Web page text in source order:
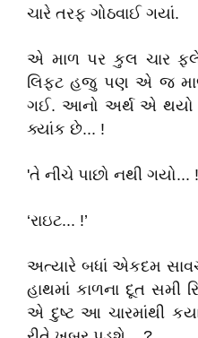
ચારે તરફ ગોઠવાઈ ગયાં.
એ માળ પર કુલ ચાર
લિફ્ટ હજુ પણ એ જ
ગઈ. આનો અર્થ એ થયો
ક્યાંક છે... !
'તે નીચે પાછો નથી ગયો...
‘રાઇટ... !’
અત્યારે બધાં એકદમ
હાથમાં કાળના દૂત સમી
એ દુષ્ટ આ ચારમાંથી